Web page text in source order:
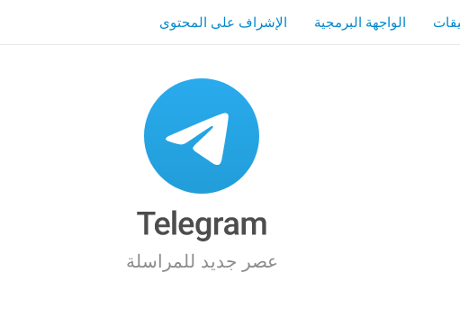
الواجهة البرمجية الإشراف على المحتوى
عصر جديد للمراسلة